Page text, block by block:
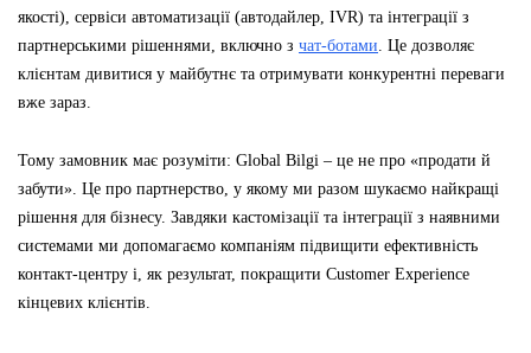
якості), сервіси автоматизації (автодайлер, IVR) та інтеграції з
партнерськими рішеннями, включно з чат-ботами. Це дозволяє
клієнтам дивитися у майбутнє та отримувати конкурентні переваги
вже зараз.
Тому замовник має розуміти: Global Bilgi – це не про «продати й
забути». Це про партнерство, у якому ми разом шукаємо найкращі
рішення для бізнесу. Завдяки кастомізації та інтеграції з наявними
системами ми допомагаємо компаніям підвищити ефективність
контакт-центру і, як результат, покращити Customer Experience
кінцевих клієнтів.